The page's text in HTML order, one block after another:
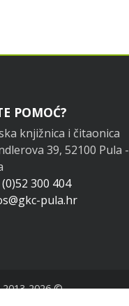
POMOĆ?
knjižnica i čitaonica
39, 52100 Pula -
300 404
pula.hr
2026 ©